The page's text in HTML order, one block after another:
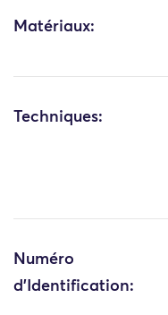
Matériaux:
Techniques:
Numéro
d'Identification: